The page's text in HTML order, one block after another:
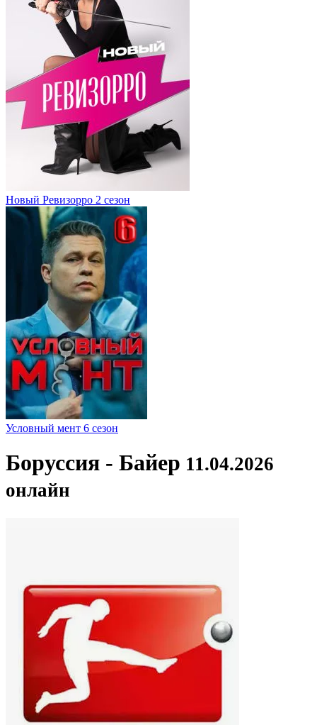
Новый Ревизорро 2 сезон
Условный мент 6 сезон
Боруссия - Байер 11.04.2026
онлайн